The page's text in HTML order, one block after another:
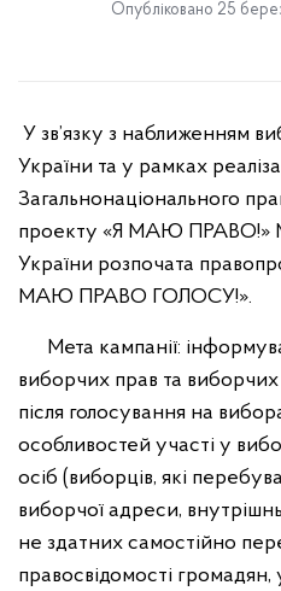
Опубліковано 25
У зв’язку з наближенням
України та у рамках
Загальнонаціонального
проекту «Я МАЮ ПРАВО!»
України розпочата
МАЮ ПРАВО ГОЛОСУ!».
Мета кампанії:
виборчих прав та
після голосування на
особливостей участі у
осіб (виборців, які
виборчої адреси,
не здатних самостійно
правосвідомості громадян,